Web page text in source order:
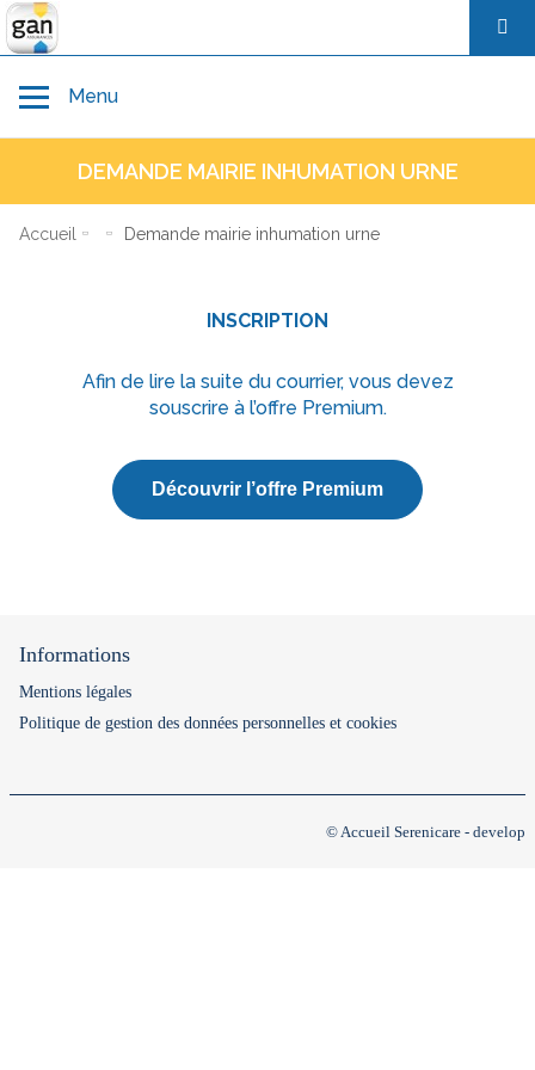
Toggle navigation
Menu
Accueil
Hommage et démarches après décès
DEMANDE MAIRIE INHUMATION URNE
Accueil Demande mairie inhumation urne
INSCRIPTION
Afin de lire la suite du courrier, vous devez
souscrire à l’offre Premium.
Découvrir l’offre Premium
Informations
Mentions légales
Politique de gestion des données personnelles et cookies
© Accueil Serenicare - develop